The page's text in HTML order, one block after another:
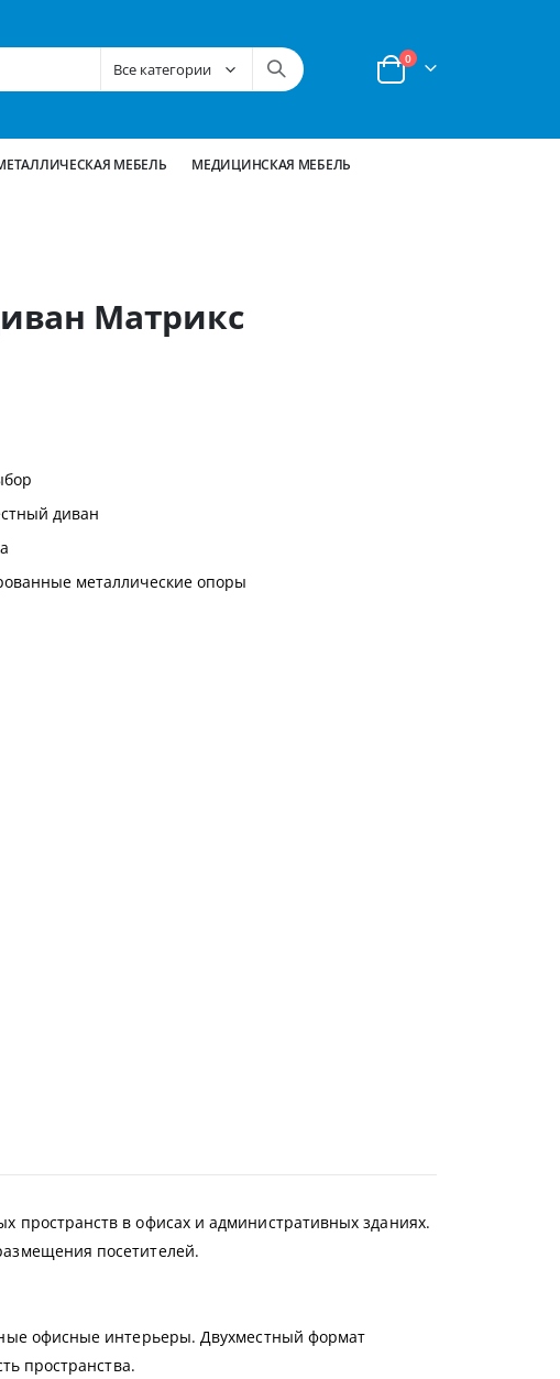
Корзина
0позиции
МЕБЕЛЬ МЕДИЦИНСКАЯ МЕБЕЛЬ
Матрикс
диван
металлические опоры
в офисах и административных зданиях.
посетителей.
офисные интерьеры. Двухместный формат
пространства.